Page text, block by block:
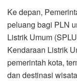
Ke depan,
peluang bagi PLN
Listrik Umum
Kendaraan Listrik
pemerintah kota,
dan destinasi